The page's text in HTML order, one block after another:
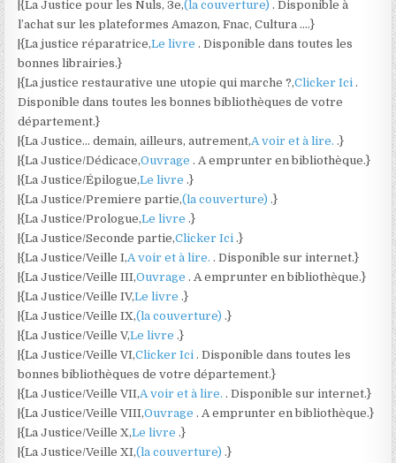
|{La Justice pour les Nuls, 3e,(la couverture) . Disponible à
l’achat sur les plateformes Amazon, Fnac, Cultura ….}
|{La justice réparatrice,Le livre . Disponible dans toutes les
bonnes librairies.}
|{La justice restaurative une utopie qui marche ?,Clicker Ici .
Disponible dans toutes les bonnes bibliothèques de votre
département.}
|{La Justice… demain, ailleurs, autrement,A voir et à lire. .}
|{La Justice/Dédicace,Ouvrage . A emprunter en bibliothèque.}
|{La Justice/Épilogue,Le livre .}
|{La Justice/Premiere partie,(la couverture) .}
|{La Justice/Prologue,Le livre .}
|{La Justice/Seconde partie,Clicker Ici .}
|{La Justice/Veille I,A voir et à lire. . Disponible sur internet.}
|{La Justice/Veille III,Ouvrage . A emprunter en bibliothèque.}
|{La Justice/Veille IV,Le livre .}
|{La Justice/Veille IX,(la couverture) .}
|{La Justice/Veille V,Le livre .}
|{La Justice/Veille VI,Clicker Ici . Disponible dans toutes les
bonnes bibliothèques de votre département.}
|{La Justice/Veille VII,A voir et à lire. . Disponible sur internet.}
|{La Justice/Veille VIII,Ouvrage . A emprunter en bibliothèque.}
|{La Justice/Veille X,Le livre .}
|{La Justice/Veille XI,(la couverture) .}